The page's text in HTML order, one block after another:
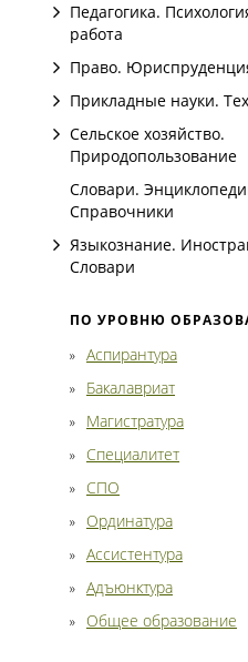
Педагогика.
работа
Право.
Прикладные науки.
Сельское хозяйство.
Природопользование
Словари.
Справочники
Языкознание.
Словари
ПО УРОВНЮ
Аспирантура
Бакалавриат
Магистратура
Специалитет
СПО
Ординатура
Ассистентура
Адъюнктура
Общее образование